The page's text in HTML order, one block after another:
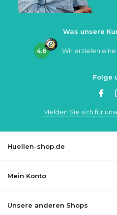
Was unsere
4.6 Wir erzielen eine
Folge
Melden Sie sich für
Huellen-shop.de
Mein Konto
Unsere anderen Shops